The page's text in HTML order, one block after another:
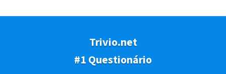
Trivio.net
#1 Questionário